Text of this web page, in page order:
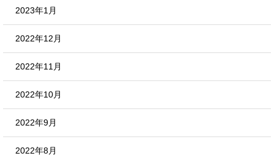
2023年1月
2022年12月
2022年11月
2022年10月
2022年9月
2022年8月